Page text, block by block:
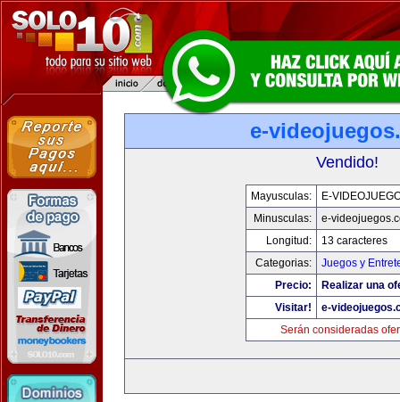
e-
Vendido!
Mayusculas:
E-
Minusculas:
e-
Longitud:
13 caracteres
Categorias:
Juegos y
Precio:
Realizar una
Visitar!
e-
Serán consideradas